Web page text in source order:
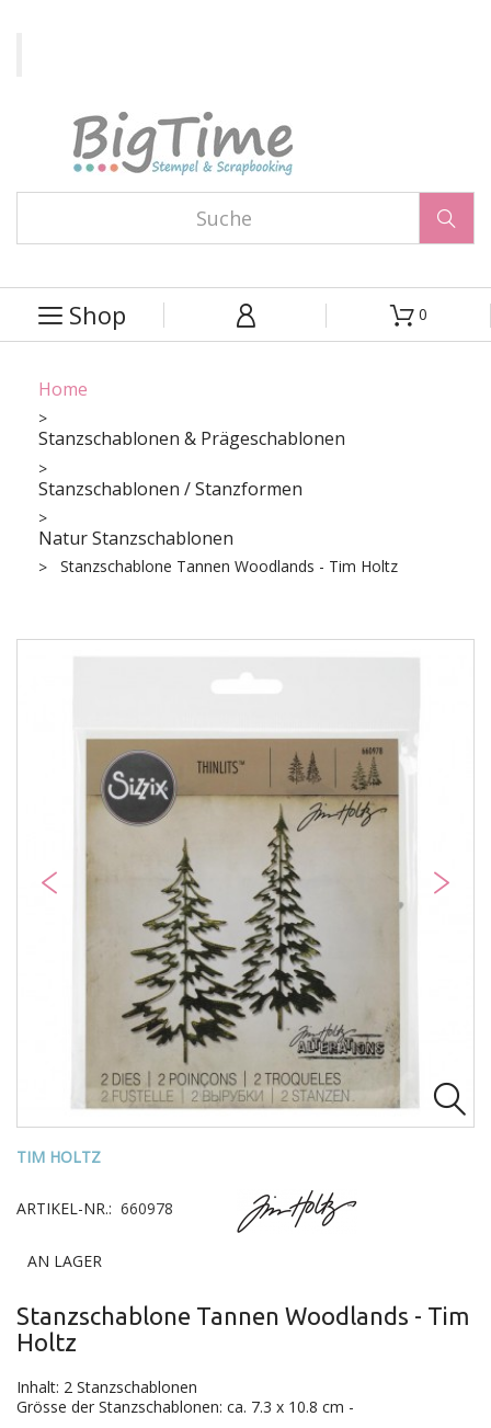

 Shop   0
Home
Stanzschablonen & Prägeschablonen
Stanzschablonen / Stanzformen
Natur Stanzschablonen
Stanzschablone Tannen Woodlands - Tim Holtz

TIM HOLTZ
ARTIKEL-NR.: 660978
AN LAGER
Stanzschablone Tannen Woodlands - Tim
Holtz
Inhalt: 2 Stanzschablonen
Grösse der Stanzschablonen: ca. 7.3 x 10.8 cm -